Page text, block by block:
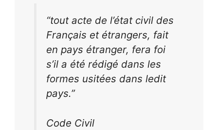
“tout acte de l’état civil des
Français et étrangers, fait
en pays étranger, fera foi
s’il a été rédigé dans les
formes usitées dans ledit
pays.”
Code Civil